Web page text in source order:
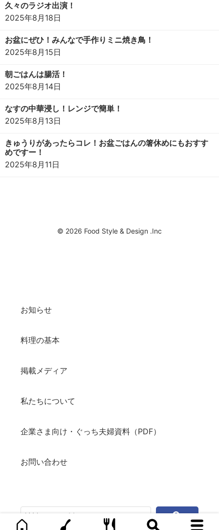
久々のラジオ出演！
2025年8月18日
お盆にぜひ！みんなで手作りミニ焼き鳥！
2025年8月15日
朝ごはんは腸活！
2025年8月14日
なすの中華浸し！レンジで簡単！
2025年8月13日
きゅうりがあったらコレ！お盆ごはんの箸休めにもおすす
めですー！
2025年8月11日
© 2026 Food Style & Design .Inc
お知らせ
料理の基本
掲載メディア
私たちについて
企業さま向け・ぐっち夫婦資料（PDF）
お問い合わせ